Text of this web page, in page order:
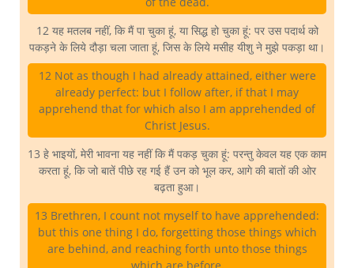
12 यह मतलब नहीं, कि मैं पा चुका हूं, या सिद्ध हो चुका हूं: पर उस पदार्थ को
पकड़ने के लिये दौड़ा चला जाता हूं, जिस के लिये मसीह यीशु ने मुझे पकड़ा था।
12 Not as though I had already attained, either were
already perfect: but I follow after, if that I may
apprehend that for which also I am apprehended of
Christ Jesus.
13 हे भाइयों, मेरी भावना यह नहीं कि मैं पकड़ चुका हूं: परन्तु केवल यह एक काम
करता हूं, कि जो बातें पीछे रह गई हैं उन को भूल कर, आगे की बातों की ओर
बढ़ता हुआ।
13 Brethren, I count not myself to have apprehended:
but this one thing I do, forgetting those things which
are behind, and reaching forth unto those things